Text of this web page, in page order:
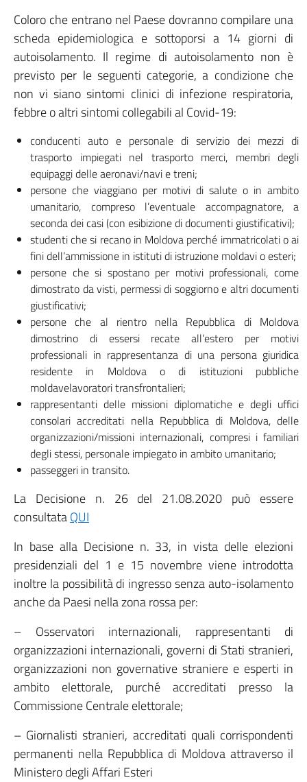
Coloro che entrano nel Paese dovranno compilare una
scheda epidemiologica e sottoporsi a 14 giorni di
autoisolamento. Il regime di autoisolamento non è
previsto per le seguenti categorie, a condizione che
non vi siano sintomi clinici di infezione respiratoria,
febbre o altri sintomi collegabili al Covid-19:
conducenti auto e personale di servizio dei mezzi di
trasporto impiegati nel trasporto merci, membri degli
equipaggi delle aeronavi/navi e treni;
persone che viaggiano per motivi di salute o in ambito
umanitario, compreso l’eventuale accompagnatore, a
seconda dei casi (con esibizione di documenti giustificativi);
studenti che si recano in Moldova perché immatricolati o ai
fini dell’ammissione in istituti di istruzione moldavi o esteri;
persone che si spostano per motivi professionali, come
dimostrato da visti, permessi di soggiorno e altri documenti
giustificativi;
persone che al rientro nella Repubblica di Moldova
dimostrino di essersi recate all’estero per motivi
professionali in rappresentanza di una persona giuridica
residente in Moldova o di istituzioni pubbliche
moldavelavoratori transfrontalieri;
rappresentanti delle missioni diplomatiche e degli uffici
consolari accreditati nella Repubblica di Moldova, delle
organizzazioni/missioni internazionali, compresi i familiari
degli stessi, personale impiegato in ambito umanitario;
passeggeri in transito.
La Decisione n. 26 del 21.08.2020 può essere
consultataQUI
In base alla Decisione n. 33, in vista delle elezioni
presidenziali del 1 e 15 novembre viene introdotta
inoltre la possibilità di ingresso senza auto-isolamento
anche da Paesi nella zona rossa per:
– Osservatori internazionali, rappresentanti di
organizzazioni internazionali, governi di Stati stranieri,
organizzazioni non governative straniere e esperti in
ambito elettorale, purché accreditati presso la
Commissione Centrale elettorale;
– Giornalisti stranieri, accreditati quali corrispondenti
permanenti nella Repubblica di Moldova attraverso il
Ministero degli Affari Esteri